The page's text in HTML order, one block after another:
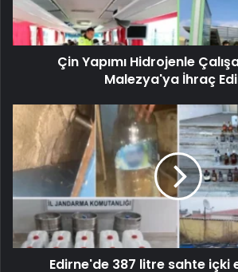
Çin Yapımı Hidrojenle
Malezya'ya İhraç
Edirne'de 387 litre sahte içki